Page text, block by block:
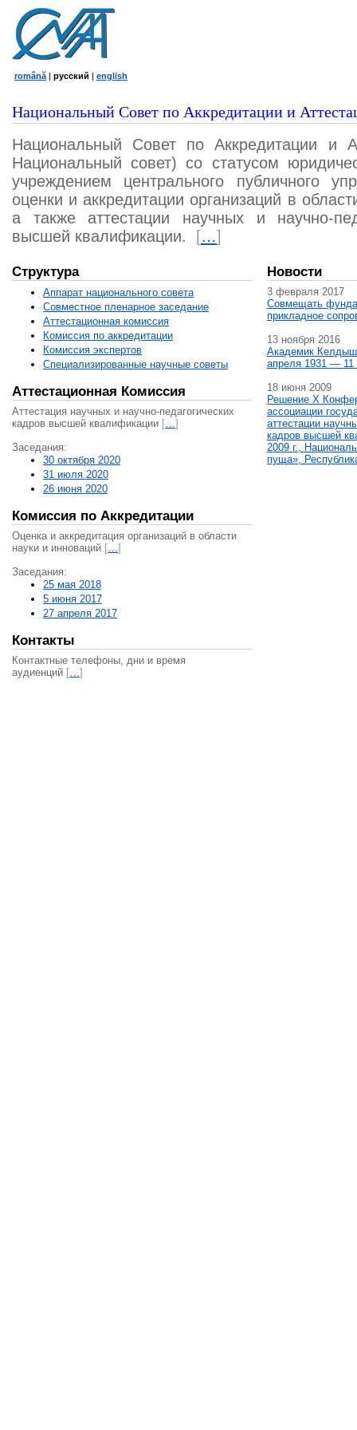
română | русский | english
Национальный Совет по Аккредитации и
Национальный Совет по Аккредитации и
Национальный совет) со статусом
учреждением центрального публичного
оценки и аккредитации организаций в
а также аттестации научных и научно-
высшей квалификации.
[…]
Структура
Аппарат национального совета
Совместное пленарное заседание
Аттестационная комисcия
Комиссия по аккредитации
Комиссия экспертов
Специализированные научные советы
Аттестационная Комиссия
Аттестация научных и научно-педагогических
кадров высшей квалификации […]
Заседания:
30 октября 2020
31 июля 2020
26 июня 2020
Комиссия по Аккредитации
Оценка и аккредитация организаций в области
науки и инноваций […]
Заседания:
25 мая 2018
5 июня 2017
27 апреля 2017
Контакты
Контактные телефоны, дни и время
аудиенций […]
Новости
3 февраля 2017
Совмещать
прикладное
13 ноября 2016
Академик
апреля 1931 — 11
18 июня 2009
Решение X
ассоциации
аттестации
кадров высшей
2009 г.,
пуща»,